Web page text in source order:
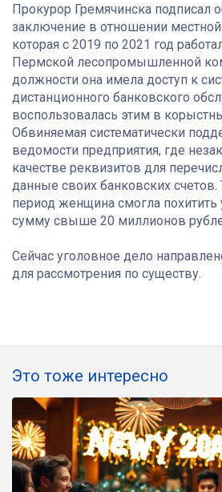
Прокурор Гремячинска подписал
заключение в отношении
которая с 2019 по 2021 год
Пермской лесопромышленной
должности она имела доступ к
дистанционного банковского
воспользовалась этим в
Обвиняемая систематически
ведомости предприятия, где
качестве реквизитов для
данные своих банковских счетов.
период женщина смогла похитить
сумму свыше 20 миллионов
Сейчас уголовное дело
для рассмотрения по существу.
Это тоже интересно